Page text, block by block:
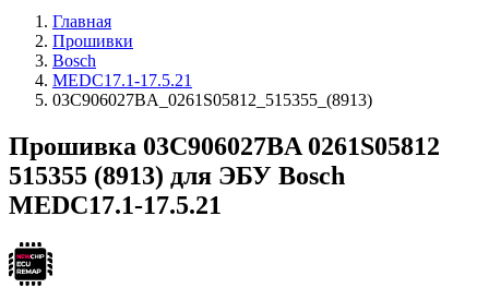
Главная
Прошивки
Bosch
MEDC17.1-17.5.21
03C906027BA_0261S05812_515355_(8913)
Прошивка 03C906027BA 0261S05812
515355 (8913) для ЭБУ Bosch
MEDC17.1-17.5.21